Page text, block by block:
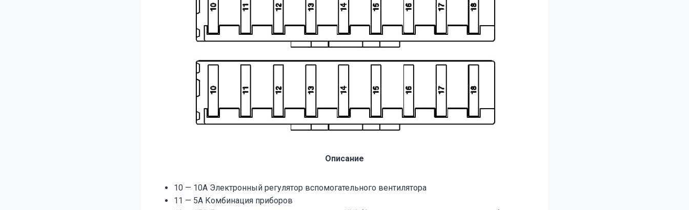
Описание
10 — 10А Электронный регулятор вспомогательного вентилятора
11 — 5А Комбинация приборов